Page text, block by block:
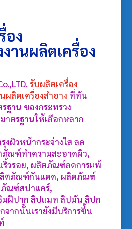
อง
งานผลิตเครื่อง
รับผลิตเครื่อง
นผลิตเครื่องสำอาง ที่ทัน
ฐาน ของกระทรวง
าตรฐานให้เลือกหลาก
ผิวหน้ากระจ่างใส ลด
ภัณฑ์ทำความสะอาดผิว,
วรอย, ผลิตภัณฑ์ลดการแพ้
ลิตภัณฑ์กันแดด, ผลิตภัณฑ์
ณฑ์สปาแคร์,
ฝีปาก ลิปแมท ลิปมัน ลิปก
ากนั้นเรายังมีบริการขึ้น